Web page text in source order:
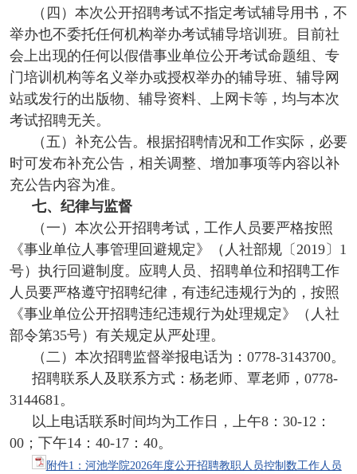
（四）本次公开招聘考试不指定考试辅导用书，不
举办也不委托任何机构举办考试辅导培训班。目前社
会上出现的任何以假借事业单位公开考试命题组、专
门培训机构等名义举办或授权举办的辅导班、辅导网
站或发行的出版物、辅导资料、上网卡等，均与本次
考试招聘无关。
（五）补充公告。根据招聘情况和工作实际，必要
时可发布补充公告，相关调整、增加事项等内容以补
充公告内容为准。
七、纪律与监督
（一）本次公开招聘考试，工作人员要严格按照
《事业单位人事管理回避规定》（人社部规〔2019〕1
号）执行回避制度。应聘人员、招聘单位和招聘工作
人员要严格遵守招聘纪律，有违纪违规行为的，按照
《事业单位公开招聘违纪违规行为处理规定》（人社
部令第35号）有关规定从严处理。
（二）本次招聘监督举报电话为：0778-3143700。
招聘联系人及联系方式：杨老师、覃老师，0778-
3144681。
以上电话联系时间均为工作日，上午8：30-12：
00；下午14：40-17：40。
附件1：河池学院2026年度公开招聘教职人员控制数工作人员